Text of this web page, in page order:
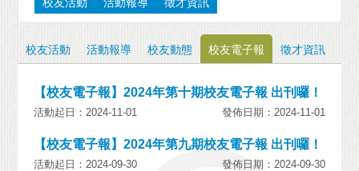
校友活動 活動報導 校友動態 校友電子報 徵才資訊
【校友電子報】2024年第十期校友電子報 出刊囉！
活動起日：2024-11-01 發佈日期：2024-11-01
【校友電子報】2024年第九期校友電子報 出刊囉！
活動起日：2024-09-30 發佈日期：2024-09-30